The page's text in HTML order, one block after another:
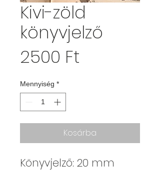
Kivi-zöld
könyvjelző
2500 Ft
Mennyiség *
Kosárba
Könyvjelző: 20 mm